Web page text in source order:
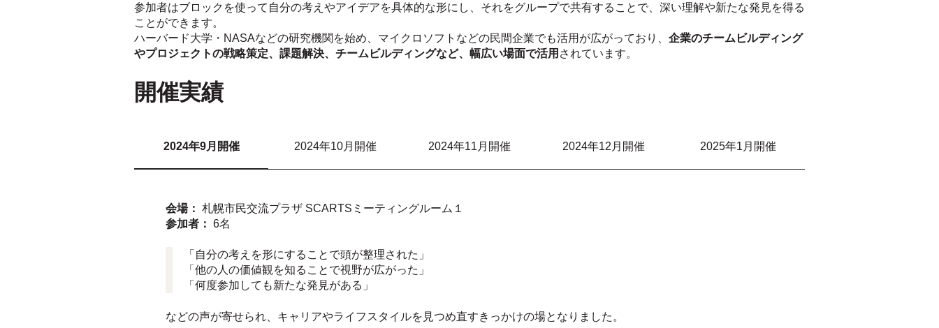
参加者はブロックを使って自分の考えやアイデアを具体的な形にし、それをグループで共有することで、深い理解や新たな発見を得る
ことができます。
ハーバード大学・NASAなどの研究機関を始め、マイクロソフトなどの民間企業でも活用が広がっており、 企業のチームビルディング
やプロジェクトの戦略策定、課題解決、チームビルディングなど、幅広い場面で活用 されています。
開催実績
2024年9月開催 2024年10月開催 2024年11月開催 2024年12月開催 2025年1月開催
会場： 札幌市民交流プラザ SCARTSミーティングルーム１
参加者： 6名
「自分の考えを形にすることで頭が整理された」
「他の人の価値観を知ることで視野が広がった」
「何度参加しても新たな発見がある」
などの声が寄せられ、キャリアやライフスタイルを見つめ直すきっかけの場となりました。